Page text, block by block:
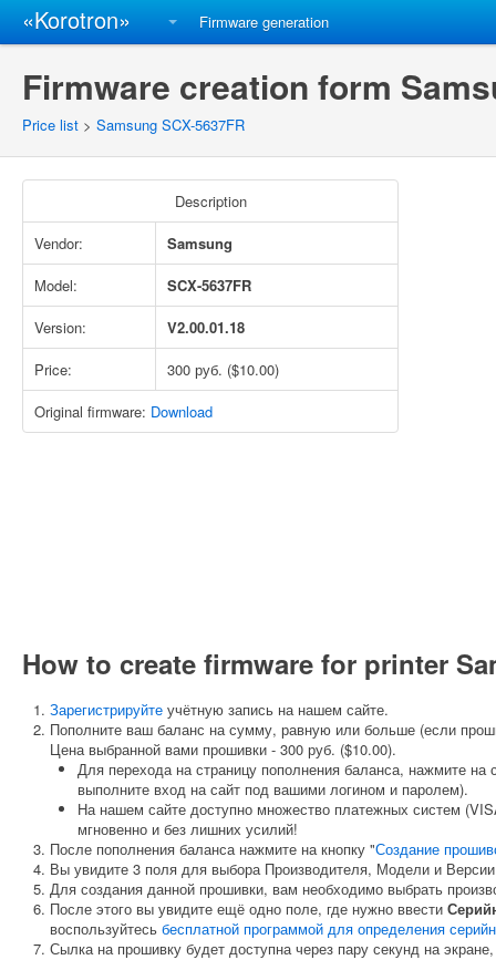
«Korotron» Firmware generation
Firmware creation form
Price list > Samsung SCX-5637FR
Description
Vendor:
Samsung
Model:
SCX-5637FR
Version:
V2.00.01.18
Price:
300 руб. ($10.00)
Original firmware: Download
How to create firmware for printer
Зарегистрируйте учётную запись на нашем сайте.
Пополните ваш баланс на сумму, равную или больше (если
Цена выбранной вами прошивки - 300 руб. ($10.00).
Для перехода на страницу пополнения баланса, нажмите на
выполните вход на сайт под вашими логином и паролем).
На нашем сайте доступно множество платежных систем
мгновенно и без лишних усилий!
После пополнения баланса нажмите на кнопку "Создание
Вы увидите 3 поля для выбора Производителя, Модели и
Для создания данной прошивки, вам необходимо выбрать
После этого вы увидите ещё одно поле, где нужно ввести
воспользуйтесь бесплатной программой для определения
Сылка на прошивку будет доступна через пару секунд на